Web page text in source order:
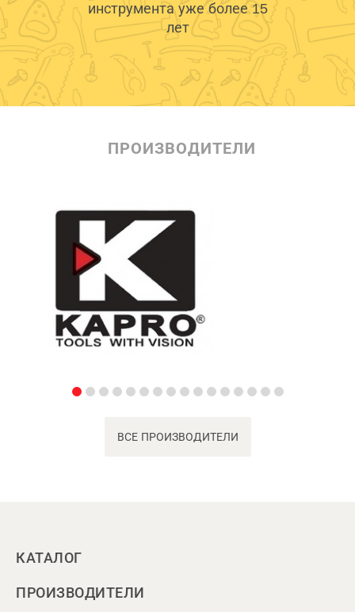
инструмента уже более 15
лет
ПРОИЗВОДИТЕЛИ
ВСЕ ПРОИЗВОДИТЕЛИ
КАТАЛОГ
ПРОИЗВОДИТЕЛИ